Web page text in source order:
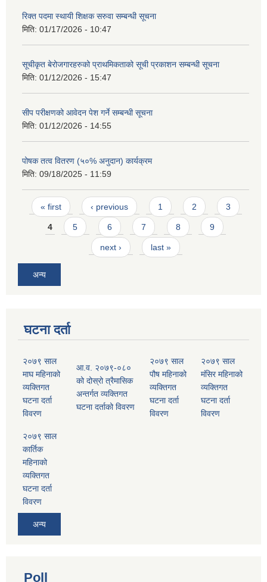
रिक्त पदमा स्थायी शिक्षक सरुवा सम्बन्धी सूचना
मिति: 01/17/2026 - 10:47
सूचीकृत बेरोजगारहरुको प्राथमिकताको सूची प्रकाशन सम्बन्धी सूचना
मिति: 01/12/2026 - 15:47
सीप परीक्षणको आवेदन पेश गर्ने सम्बन्धी सूचना
मिति: 01/12/2026 - 14:55
पोषक तत्व वितरण (५०% अनुदान) कार्यक्रम
मिति: 09/18/2025 - 11:59
Pages
« first ‹ previous 1 2 3
4 5 6 7 8 9
next › last »
अन्य
घटना दर्ता
२०७९ साल
माघ महिनाको
व्यक्तिगत
घटना दर्ता
विवरण
आ.व. २०७९-०८०
को दोस्रो त्रैमासिक
अन्तर्गत व्यक्तिगत
घटना दर्ताको विवरण
२०७९ साल
पौष महिनाको
व्यक्तिगत
घटना दर्ता
विवरण
२०७९ साल
मंसिर महिनाको
व्यक्तिगत
घटना दर्ता
विवरण
२०७९ साल
कार्तिक
महिनाको
व्यक्तिगत
घटना दर्ता
विवरण
अन्य
Poll